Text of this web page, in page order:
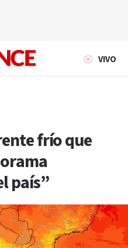
VIVO
frío que
país”